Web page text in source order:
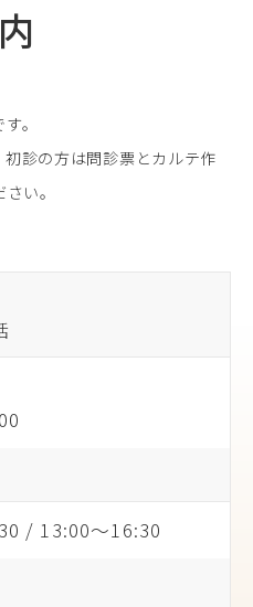
。
診の方は問診票とカルテ作
い。
/ 13:00〜16:30